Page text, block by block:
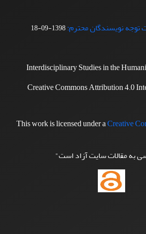
نویسندگان محترم:1398-09-18
Interdisciplinary Studies in the
Creative Commons Attribution 4.0
This work is licensed under aCreative
به مقالات سایت آزاد است"